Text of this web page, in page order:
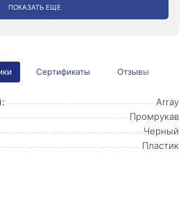
ПОКАЗАТЬ ЕЩЕ
Сертификаты Отзывы
Array
Промрукав
Черный
Пластик